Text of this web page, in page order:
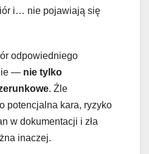
i… nie pojawiają się
odpowiedniego
— nie tylko
. Źle
potencjalna kara, ryzyko
w dokumentacji i zła
inaczej.